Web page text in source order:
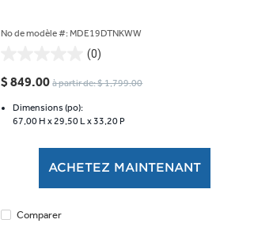
No de modèle #: MDE19DTNKWW
(0)
étoile(s)
5.
$ 849.00 à partir de: $ 1,799.00
Dimensions (po):
67,00 H x29,50 L x33,20 P
ACHETEZ MAINTENANT
Comparer